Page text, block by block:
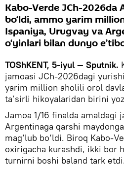
Kabo-Verde JCh-2026da
bo‘ldi, ammo yarim
Ispaniya, Urugvay va
o‘yinlari bilan dunyo
TOShKENT, 5-iyul — Sputnik.
jamoasi JCh-2026dagi
yarim million aholili orol
ta’sirli hikoyalaridan birini
Jamoa 1/16 finalda amaldagi
Argentinaga qarshi
mag‘lub bo‘ldi. Biroq Kabo-
oxirigacha kurashdi, ikki bor
turnirni boshi baland tark